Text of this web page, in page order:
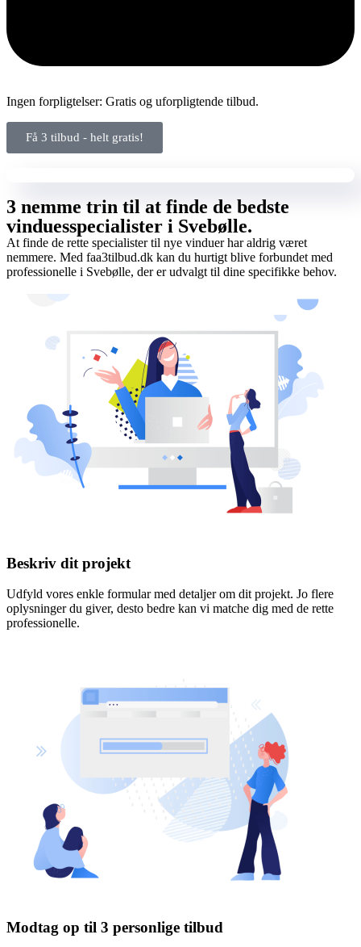
Ingen forpligtelser: Gratis og uforpligtende tilbud.
Få 3 tilbud - helt gratis!
3 nemme trin til at finde de bedste
vinduesspecialister i Svebølle.
At finde de rette specialister til nye vinduer har aldrig været
nemmere. Med faa3tilbud.dk kan du hurtigt blive forbundet med
professionelle i Svebølle, der er udvalgt til dine specifikke behov.
Beskriv dit projekt
Udfyld vores enkle formular med detaljer om dit projekt. Jo flere
oplysninger du giver, desto bedre kan vi matche dig med de rette
professionelle.
Modtag op til 3 personlige tilbud